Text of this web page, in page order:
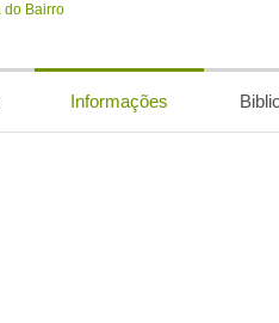
Informações